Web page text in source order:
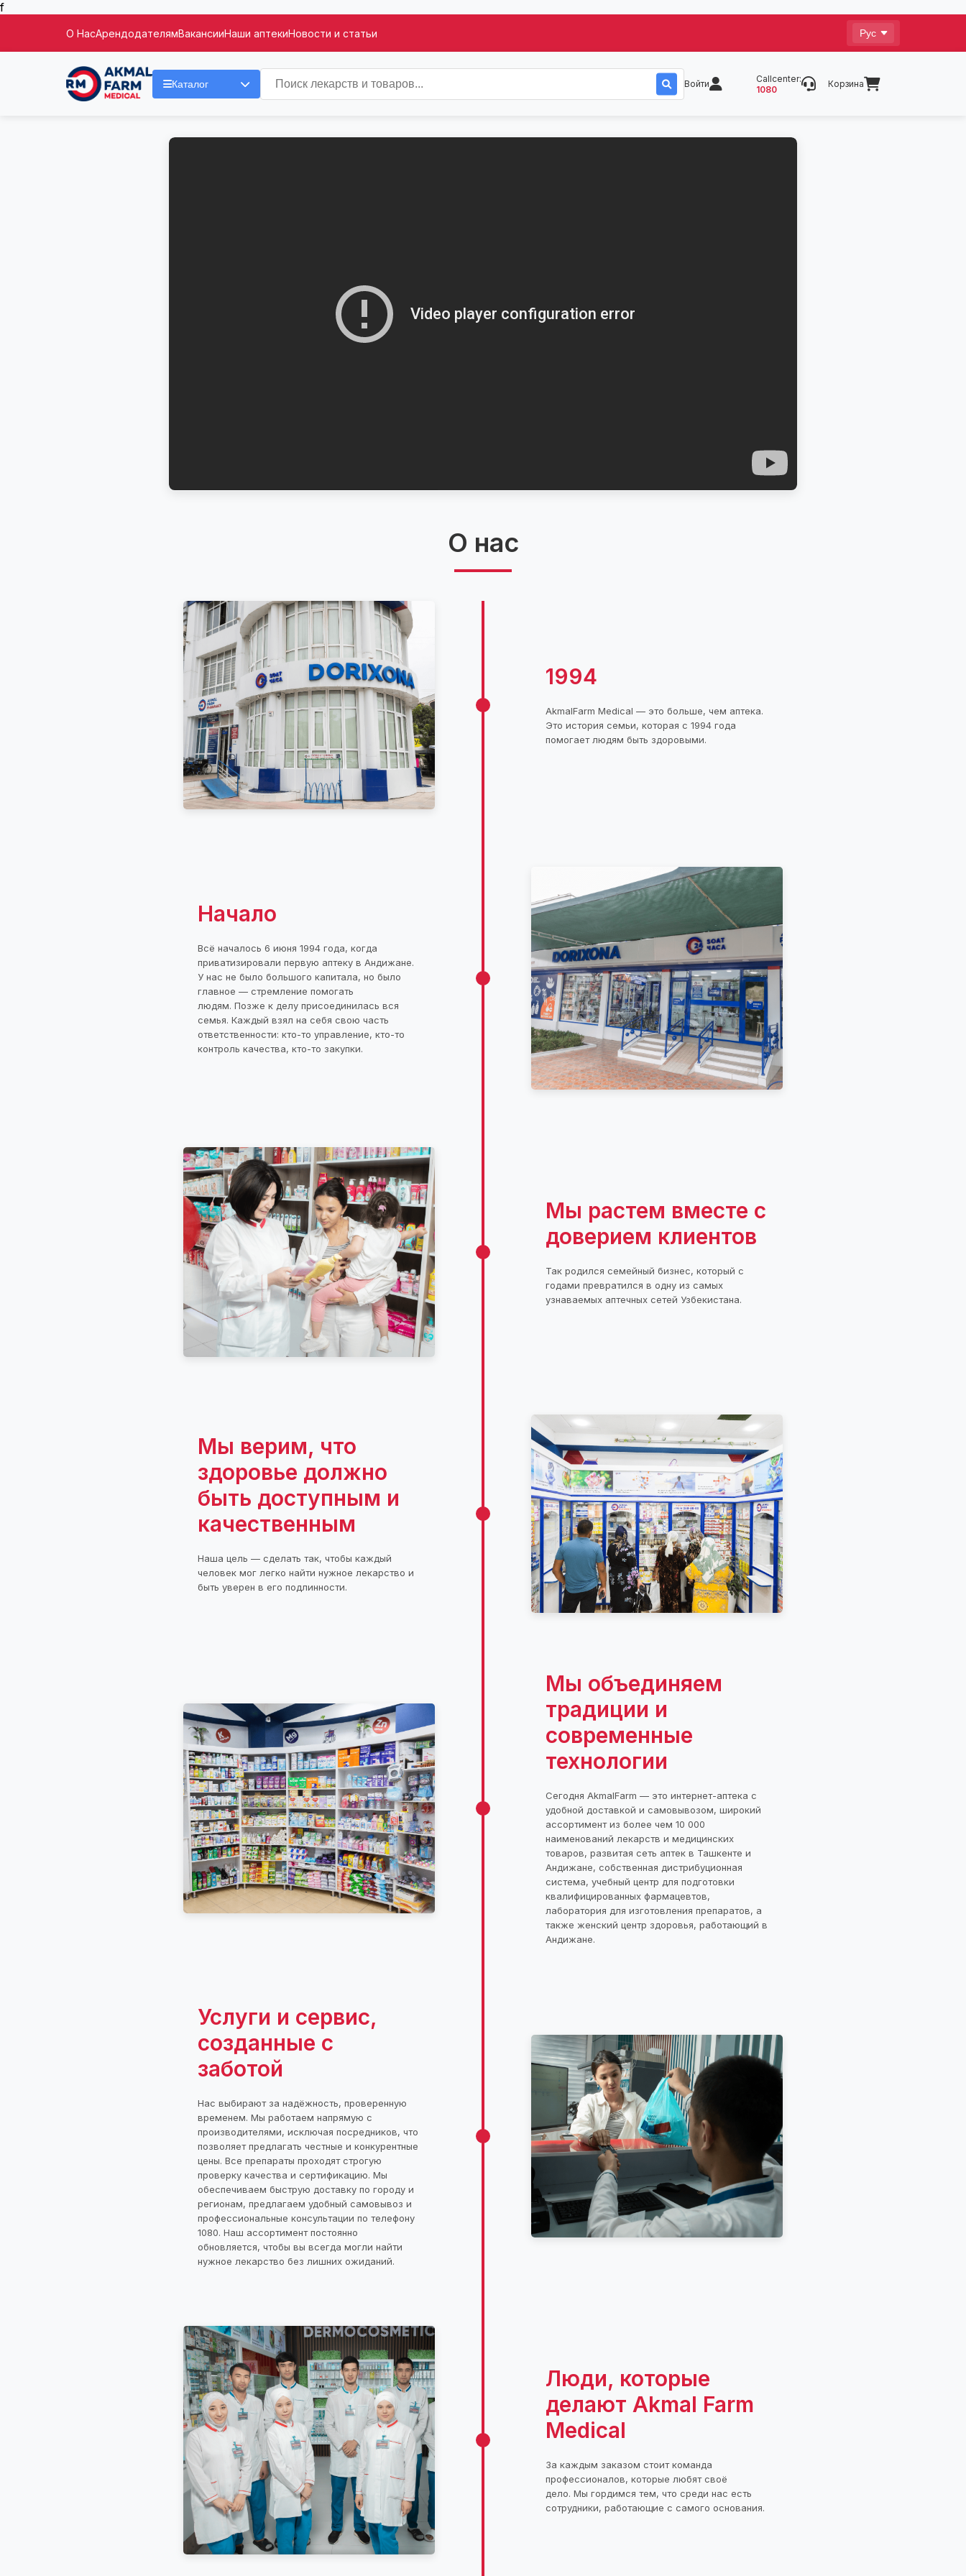
f
О НасАрендодателямВакансииНаши аптекиНовости и статьи
Каталог Войти
Callcenter:
1080
Корзина
О нас
1994
AkmalFarm Medical — это больше, чем аптека.
Это история семьи, которая с 1994 года
помогает людям быть здоровыми.
Начало
Всё началось 6 июня 1994 года, когда
приватизировали первую аптеку в Андижане.
У нас не было большого капитала, но было
главное — стремление помогать
людям. Позже к делу присоединилась вся
семья. Каждый взял на себя свою часть
ответственности: кто-то управление, кто-то
контроль качества, кто-то закупки.
Мы растем вместе с
доверием клиентов
Так родился семейный бизнес, который с
годами превратился в одну из самых
узнаваемых аптечных сетей Узбекистана.
Мы верим, что
здоровье должно
быть доступным и
качественным
Наша цель — сделать так, чтобы каждый
человек мог легко найти нужное лекарство и
быть уверен в его подлинности.
Мы объединяем
традиции и
современные
технологии
Сегодня AkmalFarm — это интернет-аптека с
удобной доставкой и самовывозом, широкий
ассортимент из более чем 10 000
наименований лекарств и медицинских
товаров, развитая сеть аптек в Ташкенте и
Андижане, собственная дистрибуционная
система, учебный центр для подготовки
квалифицированных фармацевтов,
лаборатория для изготовления препаратов, а
также женский центр здоровья, работающий в
Андижане.
Услуги и сервис,
созданные с
заботой
Нас выбирают за надёжность, проверенную
временем. Мы работаем напрямую с
производителями, исключая посредников, что
позволяет предлагать честные и конкурентные
цены. Все препараты проходят строгую
проверку качества и сертификацию. Мы
обеспечиваем быструю доставку по городу и
регионам, предлагаем удобный самовывоз и
профессиональные консультации по телефону
1080. Наш ассортимент постоянно
обновляется, чтобы вы всегда могли найти
нужное лекарство без лишних ожиданий.
Люди, которые
делают Akmal Farm
Medical
За каждым заказом стоит команда
профессионалов, которые любят своё
дело. Мы гордимся тем, что среди нас есть
сотрудники, работающие с самого основания.